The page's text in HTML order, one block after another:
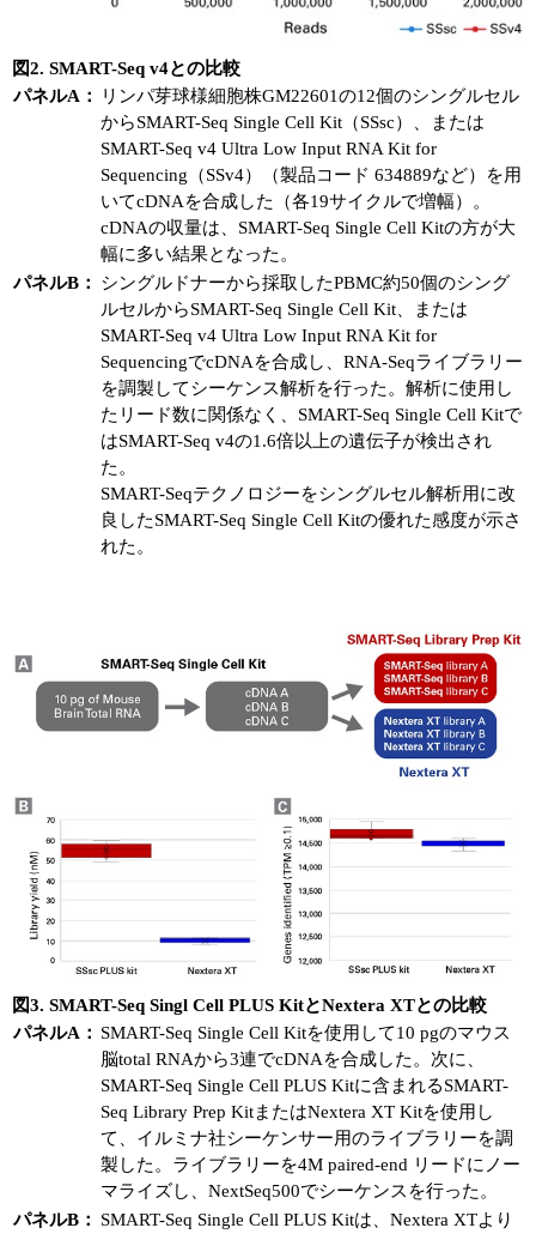
図2. SMART-Seq v4との比較
パネルA：
リンパ芽球様細胞株GM22601の12個のシングルセル
からSMART-Seq Single Cell Kit（SSsc）、または
SMART-Seq v4 Ultra Low Input RNA Kit for
Sequencing（SSv4）（製品コード 634889など）を用
いてcDNAを合成した（各19サイクルで増幅）。
cDNAの収量は、SMART-Seq Single Cell Kitの方が大
幅に多い結果となった。
パネルB：
シングルドナーから採取したPBMC約50個のシング
ルセルからSMART-Seq Single Cell Kit、または
SMART-Seq v4 Ultra Low Input RNA Kit for
SequencingでcDNAを合成し、RNA-Seqライブラリー
を調製してシーケンス解析を行った。解析に使用し
たリード数に関係なく、SMART-Seq Single Cell Kitで
はSMART-Seq v4の1.6倍以上の遺伝子が検出され
た。
SMART-Seqテクノロジーをシングルセル解析用に改
良したSMART-Seq Single Cell Kitの優れた感度が示さ
れた。
図3. SMART-Seq Singl Cell PLUS KitとNextera XTとの比較
パネルA： SMART-Seq Single Cell Kitを使用して10 pgのマウス
脳total RNAから3連でcDNAを合成した。次に、
SMART-Seq Single Cell PLUS Kitに含まれるSMART-
Seq Library Prep KitまたはNextera XT Kitを使用し
て、イルミナ社シーケンサー用のライブラリーを調
製した。ライブラリーを4M paired-end リードにノー
マライズし、NextSeq500でシーケンスを行った。
パネルB：
SMART-Seq Single Cell PLUS Kitは、Nextera XTより